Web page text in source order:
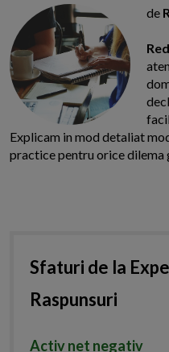
de
Explicam in mod detaliat
practice pentru orice dilema
Sfaturi de la
Raspunsuri
Activ net negativ